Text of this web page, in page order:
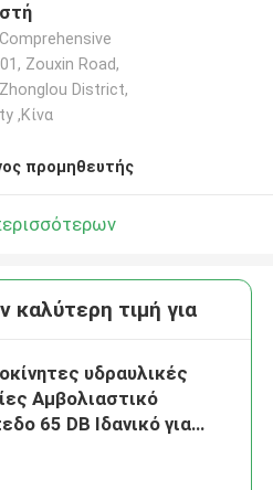
Zouxin Road,
District,
,Κίνα
προμηθευτής
καλύτερη τιμή για
υδραυλικές
Αμβολιαστικό
65 DB Ιδανικό για